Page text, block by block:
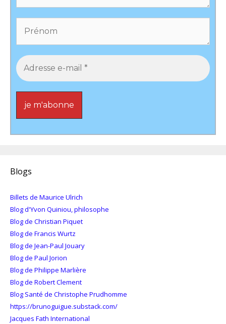
Blogs
Billets de Maurice Ulrich
Blog d'Yvon Quiniou, philosophe
Blog de Christian Piquet
Blog de Francis Wurtz
Blog de Jean-Paul Jouary
Blog de Paul Jorion
Blog de Philippe Marlière
Blog de Robert Clement
Blog Santé de Christophe Prudhomme
https://brunoguigue.substack.com/
Jacques Fath International